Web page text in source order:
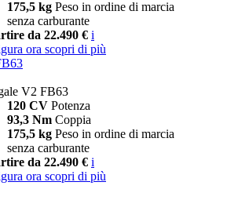
175,5 kg Peso in ordine di marcia
senza carburante
da 22.490 € i
ora scopri di più
V2 FB63
120 CV Potenza
93,3 Nm Coppia
175,5 kg Peso in ordine di marcia
senza carburante
da 22.490 € i
ora scopri di più